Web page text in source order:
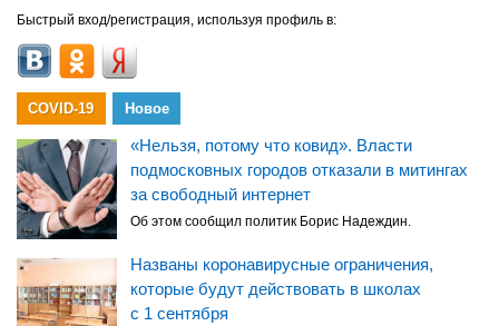
Быстрый вход/регистрация, используя профиль в:
COVID-19 Новое
«Нельзя, потому что ковид». Власти
подмосковных городов отказали в митингах
за свободный интернет
Об этом сообщил политик Борис Надеждин.
Названы коронавирусные ограничения,
которые будут действовать в школах
с 1 сентября